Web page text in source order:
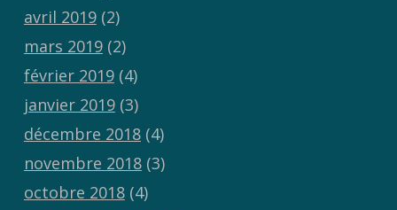
avril 2019(2)
mars 2019(2)
février 2019(4)
janvier 2019(3)
décembre 2018(4)
novembre 2018(3)
octobre 2018(4)